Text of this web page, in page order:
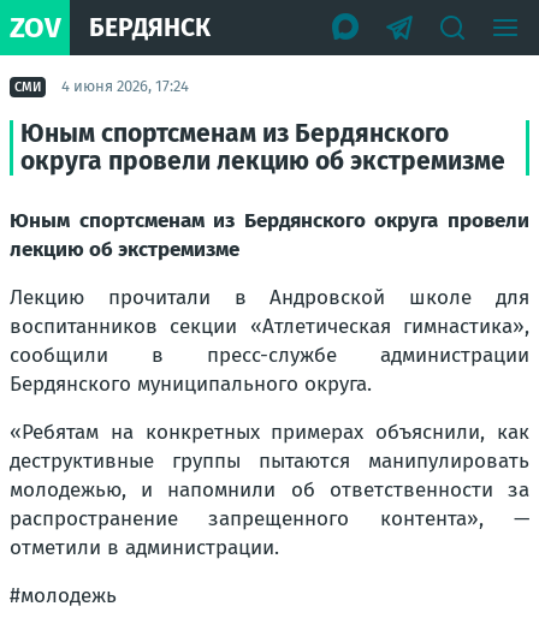
ZOV БЕРДЯНСК
СМИ 4 июня 2026, 17:24
Юным спортсменам из Бердянского
округа провели лекцию об экстремизме
Юным спортсменам из Бердянского округа провели
лекцию об экстремизме
Лекцию прочитали в Андровской школе для
воспитанников секции «Атлетическая гимнастика»,
сообщили в пресс-службе администрации
Бердянского муниципального округа.
«Ребятам на конкретных примерах объяснили, как
деструктивные группы пытаются манипулировать
молодежью, и напомнили об ответственности за
распространение запрещенного контента», —
отметили в администрации.
#молодежь